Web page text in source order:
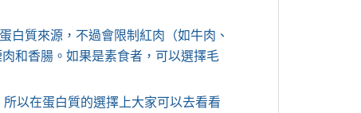
白質來源，不過會限制紅肉（如牛肉、
和香腸。如果是素食者，可以選擇毛
以在蛋白質的選擇上大家可以去看看